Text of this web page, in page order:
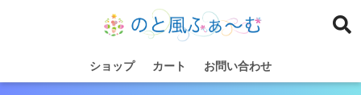
ショップ カート お問い合わせ